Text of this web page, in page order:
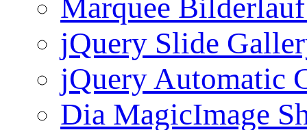
Marquee
jQuery Slide
jQuery Automatic
Dia MagicImage